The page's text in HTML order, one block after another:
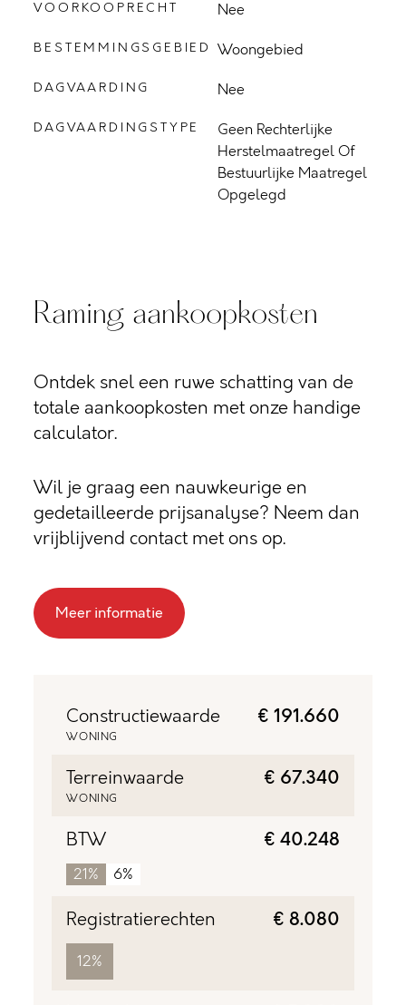
VOORKOOPRECHT Nee
BESTEMMINGSGEBIED Woongebied
DAGVAARDING Nee
DAGVAARDINGSTYPE
Geen Rechterlijke
Herstelmaatregel Of
Bestuurlijke Maatregel
Opgelegd
Raming aankoopkosten
Ontdek snel een ruwe schatting van de
totale aankoopkosten met onze handige
calculator.
Wil je graag een nauwkeurige en
gedetailleerde prijsanalyse? Neem dan
vrijblijvend contact met ons op.
Meer informatie
Constructiewaarde
WONING
€ 191.660
Terreinwaarde
WONING
€ 67.340
BTW
21% 6%
€ 40.248
Registratierechten
12%
€ 8.080